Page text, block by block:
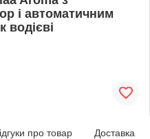
і автоматичним
про товар Доставка